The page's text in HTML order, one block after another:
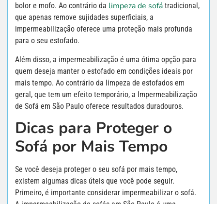
bolor e mofo. Ao contrário da limpeza de sofá tradicional,
que apenas remove sujidades superficiais, a
impermeabilização oferece uma proteção mais profunda
para o seu estofado.
Além disso, a impermeabilização é uma ótima opção para
quem deseja manter o estofado em condições ideais por
mais tempo. Ao contrário da limpeza de estofados em
geral, que tem um efeito temporário, a Impermeabilização
de Sofá em São Paulo oferece resultados duradouros.
Dicas para Proteger o
Sofá por Mais Tempo
Se você deseja proteger o seu sofá por mais tempo,
existem algumas dicas úteis que você pode seguir.
Primeiro, é importante considerar impermeabilizar o sofá.